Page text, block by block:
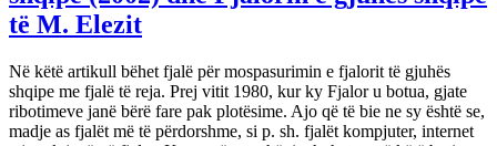
të M. Elezit
Në këtë artikull bëhet fjalë për mospasurimin e fjalorit të gjuhës
shqipe me fjalë të reja. Prej vitit 1980, kur ky Fjalor u botua, gjate
ribotimeve janë bërë fare pak plotësime. Ajo që të bie ne sy është se,
madje as fjalët më të përdorshme, si p. sh. fjalët kompjuter, internet